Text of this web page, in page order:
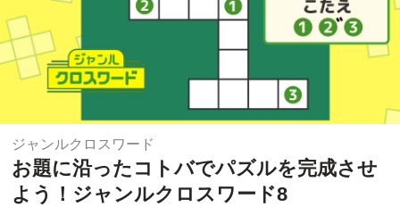
ジャンルクロスワード
お題に沿ったコトバでパズルを完成させ
よう！ジャンルクロスワード8